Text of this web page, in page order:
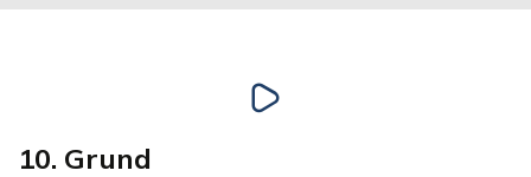
10. Grund